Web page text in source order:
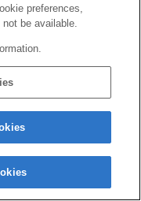
出。然而，如光圈值乘以放
Copyright 2026 Sony Corporation
preferences,
be available.